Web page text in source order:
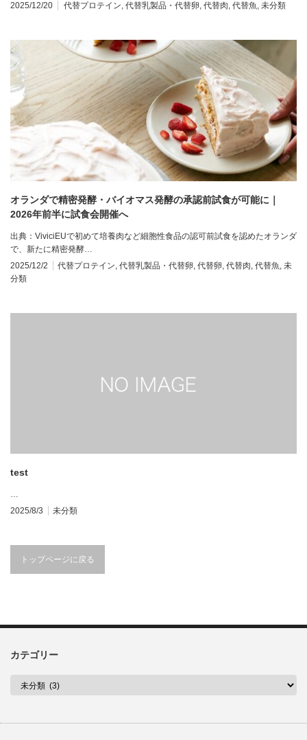
2025/12/20 代替プロテイン, 代替乳製品・代替卵, 代替肉, 代替魚, 未分類
オランダで精密発酵・バイオマス発酵の承認前試食が可能に｜
2026年前半に試食会開催へ
出典：ViviciEUで初めて培養肉など細胞性食品の認可前試食を認めたオランダ
で、新たに精密発酵…
2025/12/2
代替プロテイン 代替乳製品・代替卵 代替卵 代替肉 代替魚 未
分類
test
2025/8/3
未分類
トップページに戻る
カテゴリー